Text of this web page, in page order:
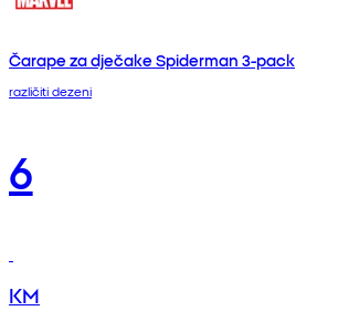
Čarape za dječake Spiderman 3-pack
različiti dezeni
6
KM